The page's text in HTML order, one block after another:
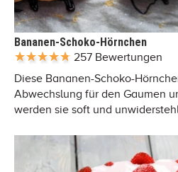
Bananen-Schoko-Hörnchen
257 Bewertungen
Diese Bananen-Schoko-
Abwechslung für den Gaumen
werden sie soft und